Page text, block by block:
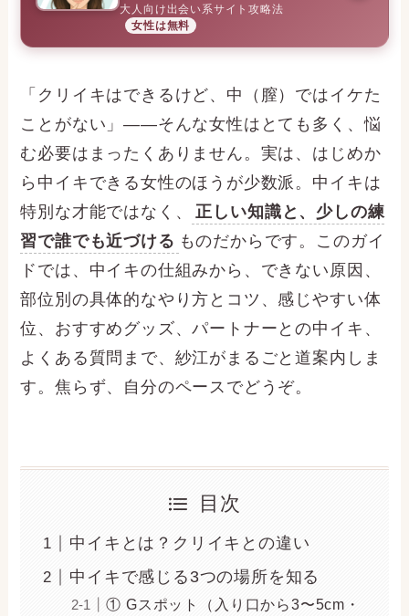
大人向け出会い系サイト攻略法
女性は無料
「クリイキはできるけど、中（膣）ではイケた
ことがない」——そんな女性はとても多く、悩
む必要はまったくありません。実は、はじめか
ら中イキできる女性のほうが少数派。中イキは
特別な才能ではなく、
正しい知識と、少しの練
習で誰でも近づける ものだからです。このガイ
ドでは、中イキの仕組みから、できない原因、
部位別の具体的なやり方とコツ、感じやすい体
位、おすすめグッズ、パートナーとの中イキ、
よくある質問まで、紗江がまるごと道案内しま
す。焦らず、自分のペースでどうぞ。
目次
中イキとは？クリイキとの違い
中イキで感じる3つの場所を知る
① Gスポット（入り口から3〜5cm・